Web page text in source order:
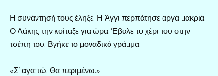
Η συνάντησή τους έληξε. Η Άγγι περπάτησε αργά μακριά.
Ο Λάκης την κοίταξε για ώρα. Έβαλε το χέρι του στην
τσέπη του. Βγήκε το μοναδικό γράμμα.
«Σ’ αγαπώ. Θα περιμένω.»